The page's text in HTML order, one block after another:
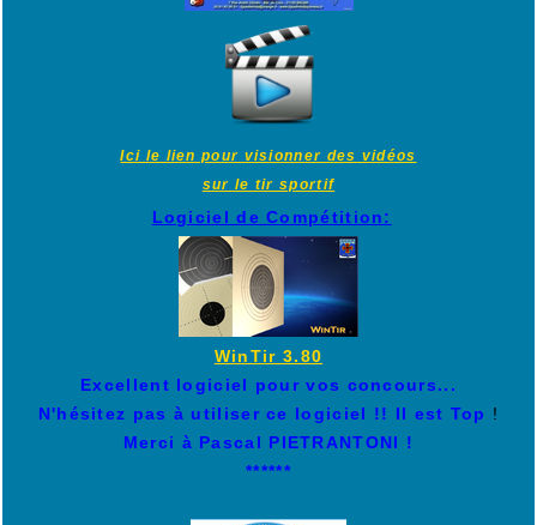
Ici le lien pour visionner des vidéos
sur le tir sportif
Logiciel de Compétition:
WinTir 3.80
Excellent logiciel pour vos concours...
N'hésitez pas à utiliser ce logiciel !! Il est Top !
Merci à Pascal PIETRANTONI !
******